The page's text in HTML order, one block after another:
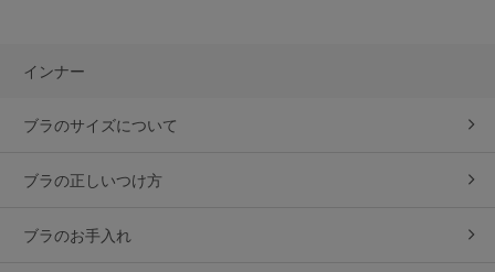
インナー
ブラのサイズについて
ブラの正しいつけ方
ブラのお手入れ